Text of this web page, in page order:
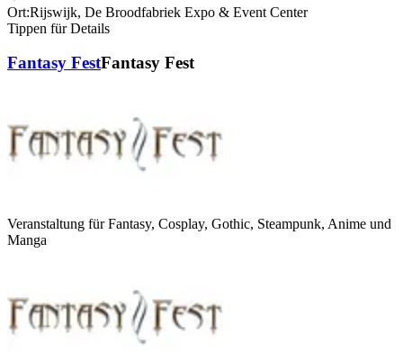
Ort:Rijswijk, De Broodfabriek Expo & Event Center
Tippen für Details
Fantasy FestFantasy Fest
Veranstaltung für Fantasy, Cosplay, Gothic, Steampunk, Anime und
Manga